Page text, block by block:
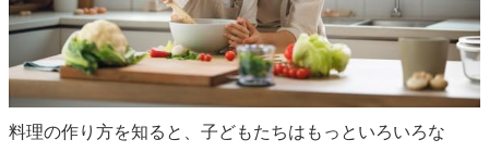
料理の作り方を知ると、子どもたちはもっといろいろな